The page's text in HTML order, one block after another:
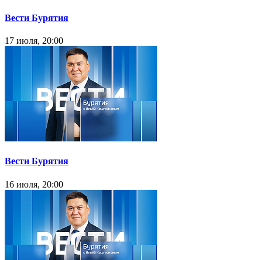
Вести Бурятия
17 июля, 20:00
Вести Бурятия
16 июля, 20:00